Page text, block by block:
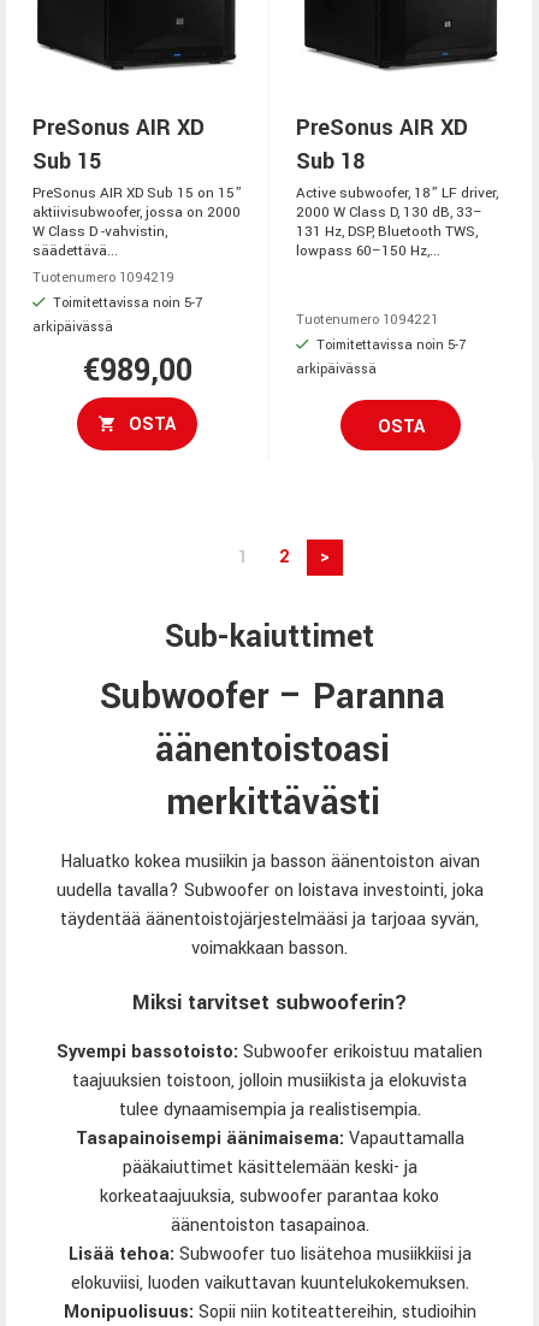
PreSonus AIR XD
Sub 15
PreSonus AIR XD Sub 15 on 15”
aktiivisubwoofer, jossa on 2000
W Class D -vahvistin,
säädettävä...
Tuotenumero 1094219
Toimitettavissa noin 5-7
arkipäivässä
€989,00
OSTA
PreSonus AIR XD
Sub 18
Active subwoofer, 18” LF driver,
2000 W Class D, 130 dB, 33–
131 Hz, DSP, Bluetooth TWS,
lowpass 60–150 Hz,...
Tuotenumero 1094221
Toimitettavissa noin 5-7
arkipäivässä
OSTA
1 2 >
Sub-kaiuttimet
Subwoofer – Paranna
äänentoistoasi
merkittävästi
Haluatko kokea musiikin ja basson äänentoiston aivan
uudella tavalla? Subwoofer on loistava investointi, joka
täydentää äänentoistojärjestelmääsi ja tarjoaa syvän,
voimakkaan basson.
Miksi tarvitset subwooferin?
Syvempi bassotoisto: Subwoofer erikoistuu matalien
taajuuksien toistoon, jolloin musiikista ja elokuvista
tulee dynaamisempia ja realistisempia.
Tasapainoisempi äänimaisema: Vapauttamalla
pääkaiuttimet käsittelemään keski- ja
korkeataajuuksia, subwoofer parantaa koko
äänentoiston tasapainoa.
Lisää tehoa: Subwoofer tuo lisätehoa musiikkiisi ja
elokuviisi, luoden vaikuttavan kuuntelukokemuksen.
Monipuolisuus: Sopii niin kotiteattereihin, studioihin